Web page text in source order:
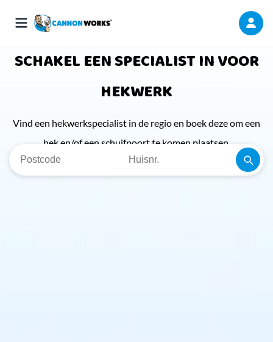
SCHAKEL EEN SPECIALIST IN VOOR
HEKWERK
Vind een hekwerkspecialist in de regio en boek deze om een
hek en/of een schuifpoort te komen plaatsen.